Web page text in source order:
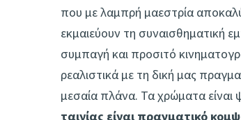
που με λαμπρή μαεστρία
εκμαιεύουν τη συναισθηματική
συμπαγή και προσιτό
ρεαλιστικά με τη δική μας
μεσαία πλάνα. Τα χρώματα
ταινίας είναι πραγματικό